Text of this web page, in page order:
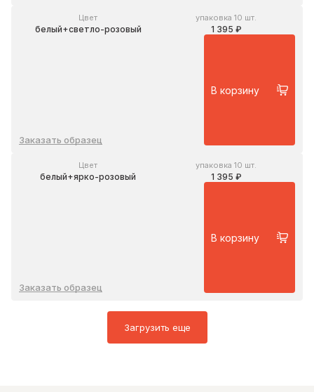
Цвет
белый+светло-розовый
упаковка 10 шт.
1 395 ₽
Заказать образец
В корзину
Цвет
белый+ярко-розовый
упаковка 10 шт.
1 395 ₽
Заказать образец
В корзину
Загрузить еще